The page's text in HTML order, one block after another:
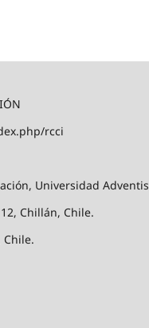
rcci
Universidad
Chillán, Chile.
Chile.